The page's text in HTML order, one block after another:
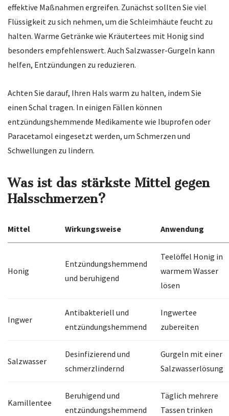
effektive Maßnahmen ergreifen. Zunächst sollten Sie viel
Flüssigkeit zu sich nehmen, um die Schleimhäute feucht zu
halten. Warme Getränke wie Kräutertees mit Honig sind
besonders empfehlenswert. Auch Salzwasser-Gurgeln kann
helfen, Entzündungen zu reduzieren.
Achten Sie darauf, Ihren Hals warm zu halten, indem Sie
einen Schal tragen. In einigen Fällen können
entzündungshemmende Medikamente wie Ibuprofen oder
Paracetamol eingesetzt werden, um Schmerzen und
Schwellungen zu lindern.
Was ist das stärkste Mittel gegen
Halsschmerzen?
Mittel Wirkungsweise Anwendung
Honig
Entzündungshemmend
und beruhigend
Teelöffel Honig in
warmem Wasser
lösen
Ingwer
Antibakteriell und
entzündungshemmend
Ingwertee
zubereiten
Salzwasser
Desinfizierend und
schmerzlindernd
Gurgeln mit einer
Salzwasserlösung
Kamillentee
Beruhigend und
entzündungshemmend
Täglich mehrere
Tassen trinken